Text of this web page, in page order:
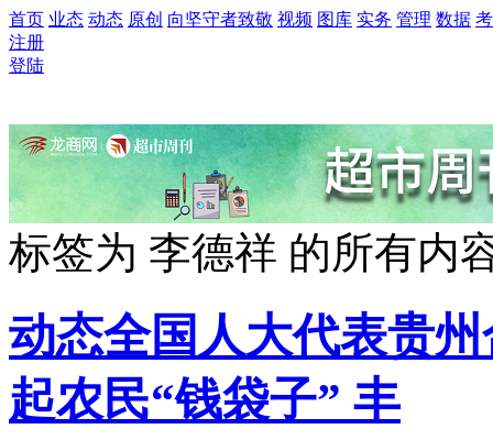
首页 业态 动态 原创 向坚守者致敬 视频 图库 实务 管理 数据
注册
登陆
标签为 李德祥 的所有内
动态全国人大代表贵
起农民“钱袋子” 丰